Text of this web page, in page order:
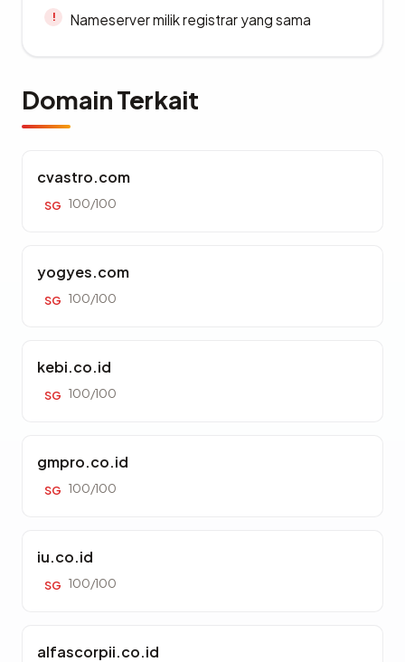
Nameserver milik registrar yang sama
Domain Terkait
cvastro.com
SG 100/100
yogyes.com
SG 100/100
kebi.co.id
SG 100/100
gmpro.co.id
SG 100/100
iu.co.id
SG 100/100
alfascorpii.co.id